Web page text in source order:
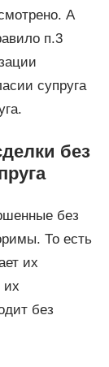
А
п.3
супруга
без
без
То есть
их
их
без